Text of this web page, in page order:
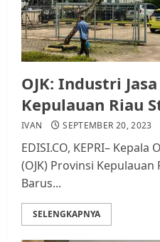
OJK: Industri
Kepulauan Riau
IVAN SEPTEMBER 20, 2023
EDISI.CO, KEPRI–
(OJK) Provinsi
Barus...
SELENGKAPNYA